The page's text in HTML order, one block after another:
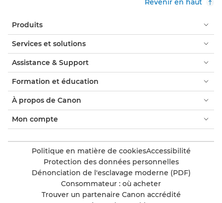
Revenir en haut
Produits
Services et solutions
Assistance & Support
Formation et éducation
À propos de Canon
Mon compte
Politique en matière de cookiesAccessibilité
Protection des données personnelles
Dénonciation de l'esclavage moderne (PDF)
Consommateur : où acheter
Trouver un partenaire Canon accrédité